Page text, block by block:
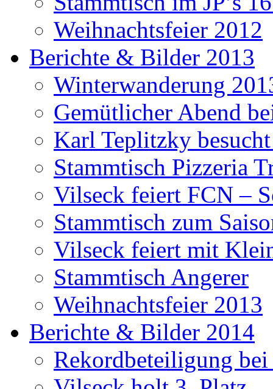
Weihnachtsfeier 2012
Berichte & Bilder 2013
Winterwanderung
Gemütlicher Abend
Karl Teplitzky
Stammtisch Pizzeria
Vilseck feiert FCN –
Stammtisch zum
Vilseck feiert mit
Stammtisch Angerer
Weihnachtsfeier 2013
Berichte & Bilder 2014
Rekordbeteiligung bei